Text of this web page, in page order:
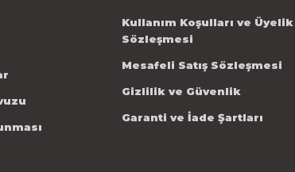
Kullanım Koşulları ve Üyelik
Sözleşmesi
Mesafeli Satış Sözleşmesi
Gizlilik ve Güvenlik
Garanti ve İade Şartları